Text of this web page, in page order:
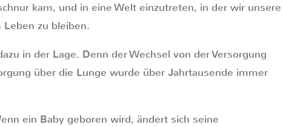
kam, und in eine Welt einzutreten, in der wir unsere
zu bleiben.
in der Lage. Denn der Wechsel von der Versorgung
über die Lunge wurde über Jahrtausende immer
ein Baby geboren wird, ändert sich seine